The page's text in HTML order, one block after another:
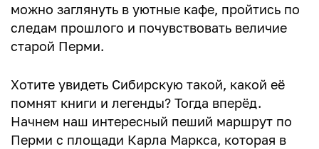
можно заглянуть в уютные кафе, пройтись по
следам прошлого и почувствовать величие
старой Перми.
Хотите увидеть Сибирскую такой, какой её
помнят книги и легенды? Тогда вперёд.
Начнем наш интересный пеший маршрут по
Перми с площади Карла Маркса, которая в